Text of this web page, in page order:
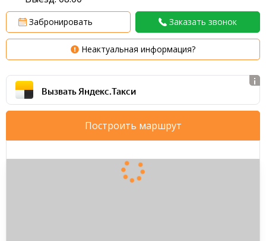
Забронировать Заказать звонок
Неактуальная информация?
Вызвать Яндекс.Такси
Построить маршрут